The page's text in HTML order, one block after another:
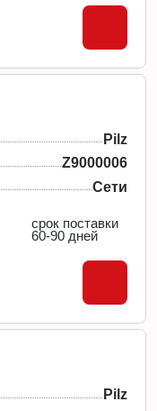
Pilz
Z9000006
Сети
срок поставки
60-90 дней
Pilz